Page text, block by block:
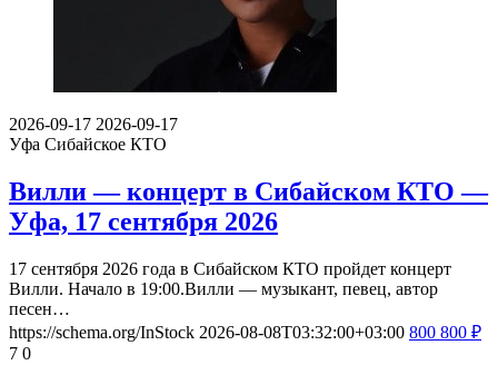
2026-09-17 2026-09-17
Уфа Сибайское КТО
Вилли — концерт в Сибайском КТО —
Уфа, 17 сентября 2026
17 сентября 2026 года в Сибайском КТО пройдет концерт
Вилли. Начало в 19:00.Вилли — музыкант, певец, автор
песен…
https://schema.org/InStock 2026-08-08T03:32:00+03:00 800 800 ₽
7 0